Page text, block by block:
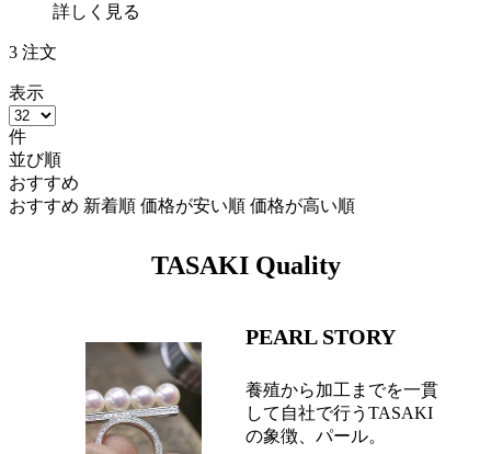
詳しく見る
3 注文
表示
件
並び順
おすすめ
おすすめ 新着順 価格が安い順 価格が高い順
TASAKI Quality
PEARL STORY
養殖から加工までを一貫
して自社で行うTASAKI
の象徴、パール。